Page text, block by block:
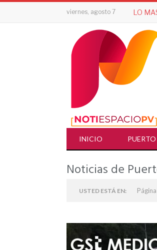
viernes, agosto 7 LO
INICIO
Noticias de
USTED ESTÁ EN: